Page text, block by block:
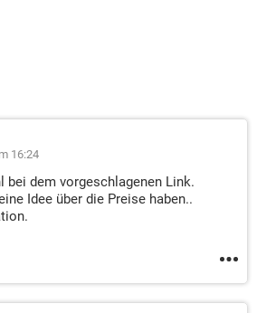
16:24
bei dem vorgeschlagenen Link.
Idee über die Preise haben..